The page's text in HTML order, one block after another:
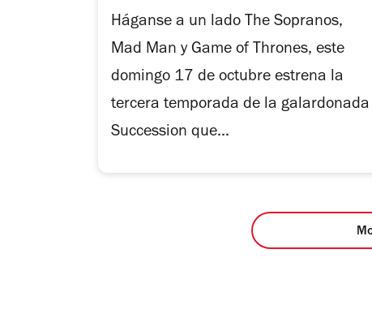
Háganse a un lado The Sopranos,
Mad Man y Game of Thrones, este
domingo 17 de octubre estrena la
tercera temporada de la galardonada
Succession que...